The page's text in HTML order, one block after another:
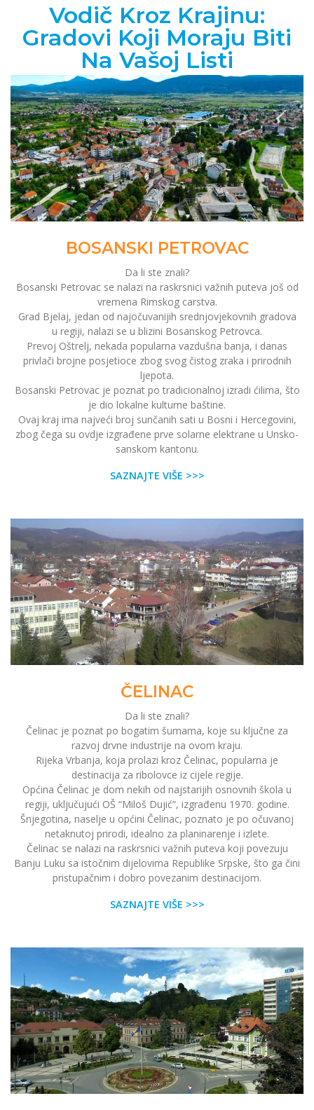
Vodič Kroz Krajinu:
Gradovi Koji Moraju Biti
Na Vašoj Listi
BOSANSKI PETROVAC
Da li ste znali?
Bosanski Petrovac se nalazi na raskrsnici važnih puteva još od
vremena Rimskog carstva.
Grad Bjelaj, jedan od najočuvanijih srednjovjekovnih gradova
u regiji, nalazi se u blizini Bosanskog Petrovca.
Prevoj Oštrelj, nekada popularna vazdušna banja, i danas
privlači brojne posjetioce zbog svog čistog zraka i prirodnih
ljepota.
Bosanski Petrovac je poznat po tradicionalnoj izradi ćilima, što
je dio lokalne kulturne baštine.
Ovaj kraj ima najveći broj sunčanih sati u Bosni i Hercegovini,
zbog čega su ovdje izgrađene prve solarne elektrane u Unsko-
sanskom kantonu.
SAZNAJTE VIŠE >>>
ČELINAC
Da li ste znali?
Čelinac je poznat po bogatim šumama, koje su ključne za
razvoj drvne industrije na ovom kraju.
Rijeka Vrbanja, koja prolazi kroz Čelinac, popularna je
destinacija za ribolovce iz cijele regije.
Općina Čelinac je dom nekih od najstarijih osnovnih škola u
regiji, uključujući OŠ “Miloš Dujić”, izgrađenu 1970. godine.
Šnjegotina, naselje u općini Čelinac, poznato je po očuvanoj
netaknutoj prirodi, idealno za planinarenje i izlete.
Čelinac se nalazi na raskrsnici važnih puteva koji povezuju
Banju Luku sa istočnim dijelovima Republike Srpske, što ga čini
pristupačnim i dobro povezanim destinacijom.
SAZNAJTE VIŠE >>>